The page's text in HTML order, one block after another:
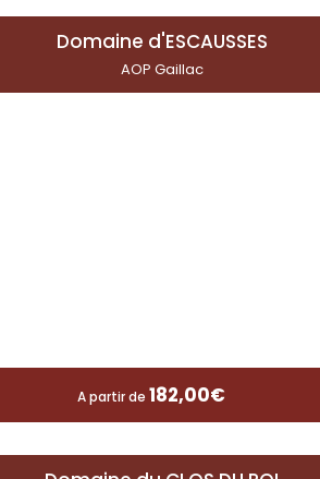
Domaine d'ESCAUSSES
AOP Gaillac
A partir de 182,00€